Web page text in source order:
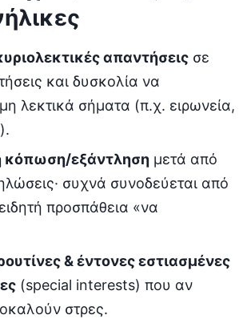
απαντήσεις σε
και δυσκολία να
λεκτικά σήματα (π.χ. ειρωνεία,
κόπωση/εξάντληση μετά από
συχνά συνοδεύεται από
προσπάθεια «να
& έντονες εστιασμένες
(special interests) που αν
στρες.